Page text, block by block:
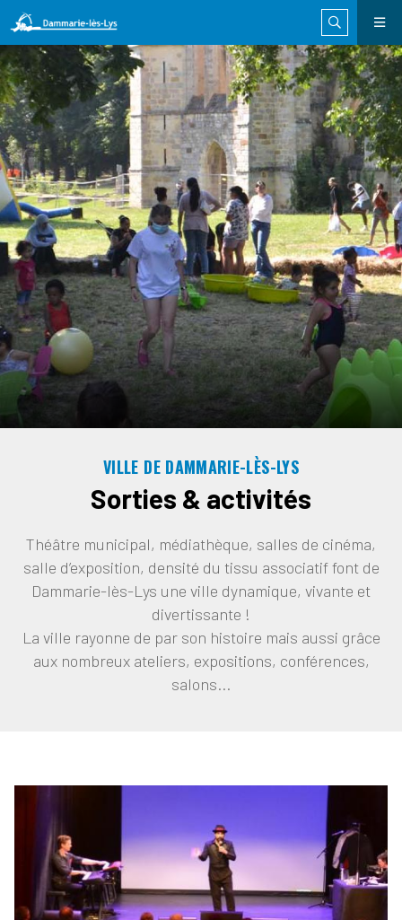
VILLE DE DAMMARIE-LÈS-LYS
Sorties & activités
Théâtre municipal, médiathèque, salles de cinéma,
salle d’exposition, densité du tissu associatif font de
Dammarie-lès-Lys une ville dynamique, vivante et
divertissante !
La ville rayonne de par son histoire mais aussi grâce
aux nombreux ateliers, expositions, conférences,
salons...